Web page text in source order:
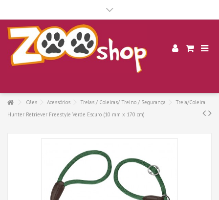
Cães Acessórios Trelas / Coleiras/ Treino / Segurança
Trela/Coleira
Hunter Retriever Freestyle Verde Escuro (10 mm x 170 cm)